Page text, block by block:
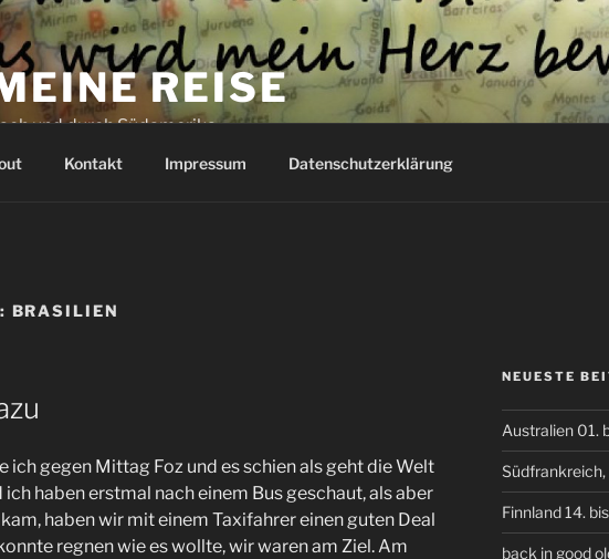
REISE
und durch Südamerika
Kontakt Impressum Datenschutzerklärung
BRASILIEN
ich gegen Mittag Foz und es schien als geht die Welt
ich haben erstmal nach einem Bus geschaut, als aber
haben wir mit einem Taxifahrer einen guten Deal
regnen wie es wollte, wir waren am Ziel. Am
NEUESTE
Australien 01.
Finnland 14.
back in good